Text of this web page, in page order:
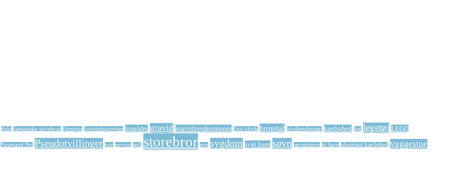
dele fantastiske storebror fjernsyn forretningsrejser forældre gravid graviditetshormoner Gro-clock hospital kvalitetslegetøj kærlighed leg legetøj LEGO
Postmand Per Pseudotvillinger sov soveur spil storebror syg sygdom sygt barn søvn søvntræner to børn ubetinget kærlighed vuggestue